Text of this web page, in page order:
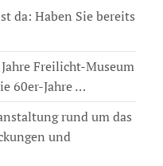
da: Haben Sie bereits
Freilicht-Museum
60er-Jahre …
rund um das
und